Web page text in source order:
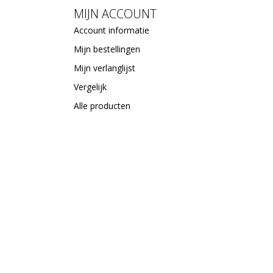
MIJN ACCOUNT
Account informatie
Mijn bestellingen
Mijn verlanglijst
Vergelijk
Alle producten